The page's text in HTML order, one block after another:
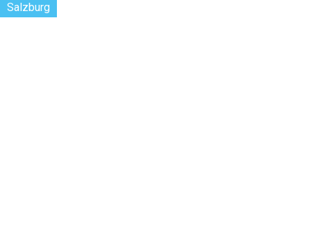
Salzburg